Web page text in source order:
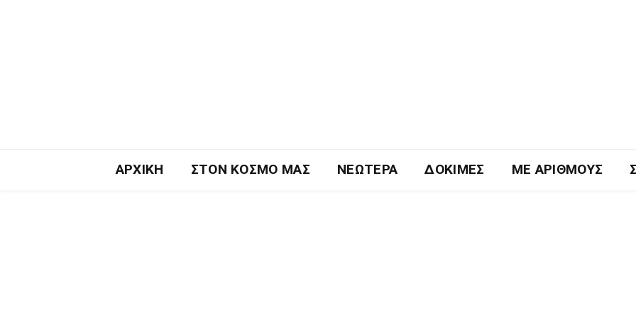
ΑΡΧΙΚΉ ΣΤΟΝ ΚΌΣΜΟ ΜΑΣ ΝΕΏΤΕΡΑ ΔΟΚΙΜΈΣ ΜΕ ΑΡΙΘΜΟΎΣ